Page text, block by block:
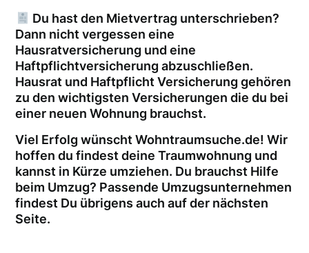
Du hast den Mietvertrag unterschrieben?
Dann nicht vergessen eine
Hausratversicherung und eine
Haftpflichtversicherung abzuschließen.
Hausrat und Haftpflicht Versicherung gehören
zu den wichtigsten Versicherungen die du bei
einer neuen Wohnung brauchst.
Viel Erfolg wünscht Wohntraumsuche.de! Wir
hoffen du findest deine Traumwohnung und
kannst in Kürze umziehen. Du brauchst Hilfe
beim Umzug? Passende Umzugsunternehmen
findest Du übrigens auch auf der nächsten
Seite.